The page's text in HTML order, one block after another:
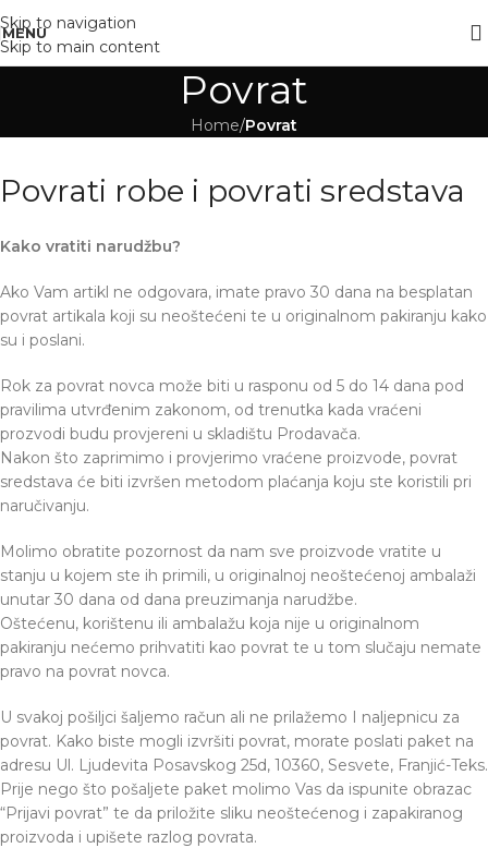
Skip to navigation
Skip to main content
MENU
Povrat
Home/Povrat
Povrati robe i povrati sredstava
Kako vratiti narudžbu?
Ako Vam artikl ne odgovara, imate pravo 30 dana na besplatan
povrat artikala koji su neoštećeni te u originalnom pakiranju kako
su i poslani.
Rok za povrat novca može biti u rasponu od 5 do 14 dana pod
pravilima utvrđenim zakonom, od trenutka kada vraćeni
prozvodi budu provjereni u skladištu Prodavača.
Nakon što zaprimimo i provjerimo vraćene proizvode, povrat
sredstava će biti izvršen metodom plaćanja koju ste koristili pri
naručivanju.
Molimo obratite pozornost da nam sve proizvode vratite u
stanju u kojem ste ih primili, u originalnoj neoštećenoj ambalaži
unutar 30 dana od dana preuzimanja narudžbe.
Oštećenu, korištenu ili ambalažu koja nije u originalnom
pakiranju nećemo prihvatiti kao povrat te u tom slučaju nemate
pravo na povrat novca.
U svakoj pošiljci šaljemo račun ali ne prilažemo I naljepnicu za
povrat. Kako biste mogli izvršiti povrat, morate poslati paket na
adresu Ul. Ljudevita Posavskog 25d, 10360, Sesvete, Franjić-Teks.
Prije nego što pošaljete paket molimo Vas da ispunite obrazac
“Prijavi povrat” te da priložite sliku neoštećenog i zapakiranog
proizvoda i upišete razlog povrata.